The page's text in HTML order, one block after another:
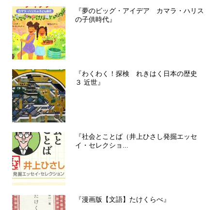
『夢のビッグ・アイデア カマラ・ハリス
の子供時代』
『わくわく！探検 れきはく日本の歴史
３ 近世』
『社会とことば（井上ひさし発掘エッセ
イ・セレクショ...
『漫画版【文語】たけくらべ』